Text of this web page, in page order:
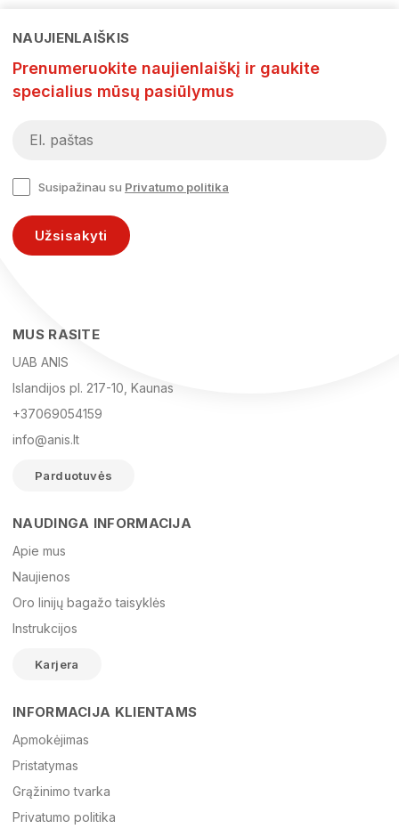
El. paštas
Žinutė
NAUJIENLAIŠKIS
Prenumeruokite naujienlaiškį ir gaukite
specialius mūsų pasiūlymus
Susipažinau su Privatumo politika
Užsisakyti
MUS RASITE
UAB ANIS
Islandijos pl. 217-10, Kaunas
+37069054159
info@anis.lt
Parduotuvės
NAUDINGA INFORMACIJA
Apie mus
Naujienos
Oro linijų bagažo taisyklės
Instrukcijos
Karjera
INFORMACIJA KLIENTAMS
Apmokėjimas
Pristatymas
Grąžinimo tvarka
Privatumo politika